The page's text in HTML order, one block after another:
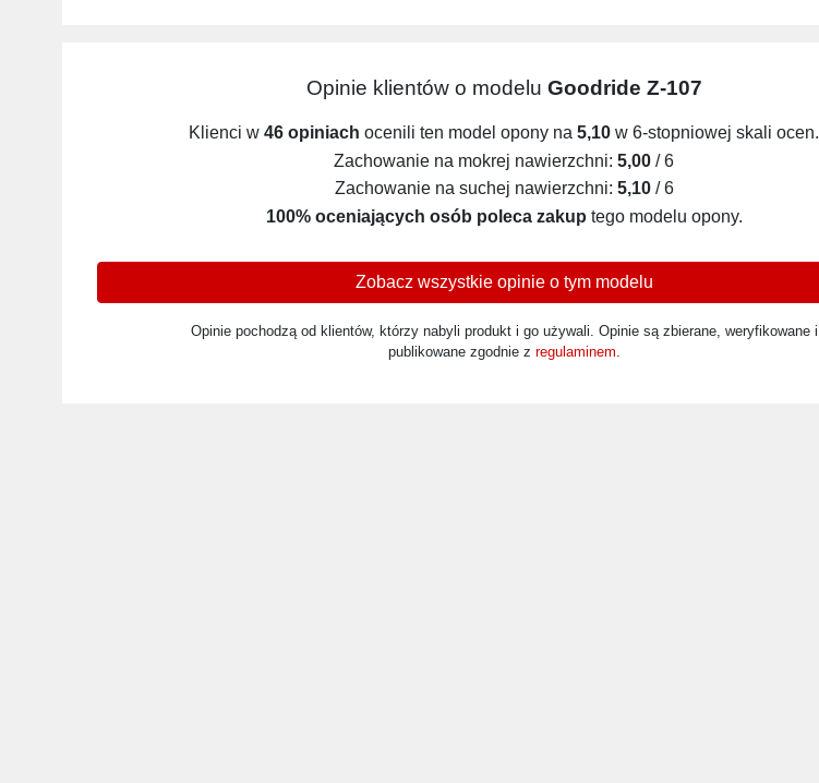
Opinie klientów o modelu Goodride Z-107
Klienci w 46 opiniach ocenili ten model opony na 5,10 w 6-stopniowej skali ocen.
Zachowanie na mokrej nawierzchni: 5,00 / 6
Zachowanie na suchej nawierzchni: 5,10/ 6
100% oceniających osób poleca zakup tego modelu opony.
Zobacz wszystkie opinie o tym modelu
Opinie pochodzą od klientów, którzy nabyli produkt i go używali. Opinie są zbierane, weryfikowane i
publikowane zgodnie z regulaminem